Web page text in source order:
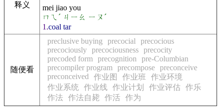
释义
mei jiao you
ㄇㄟˊ ㄐㄧㄠ ㄧㄡˊ
1.coal tar
随便看
preclusive buying precocial
precocious
precociously precociousness precocity
precoded form
precognition
pre-Columbian
precompiler program
precompose preconceive
preconceived
作业图 作业班
作业环境
作业系统
作业线 作业计划 作业评估 作乐
作法 作法自毙 作活 作为